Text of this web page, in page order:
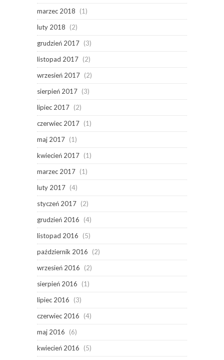
marzec 2018
(1)
luty 2018
(2)
grudzień 2017 (3)
listopad 2017 (2)
wrzesień 2017 (2)
sierpień 2017 (3)
lipiec 2017 (2)
czerwiec 2017 (1)
maj 2017 (1)
kwiecień 2017 (1)
marzec 2017 (1)
luty 2017 (4)
styczeń 2017 (2)
grudzień 2016
(4)
listopad 2016
(5)
październik 2016
(2)
wrzesień 2016
(2)
sierpień 2016
(1)
lipiec 2016
(3)
czerwiec 2016
(4)
maj 2016
(6)
kwiecień 2016
(5)